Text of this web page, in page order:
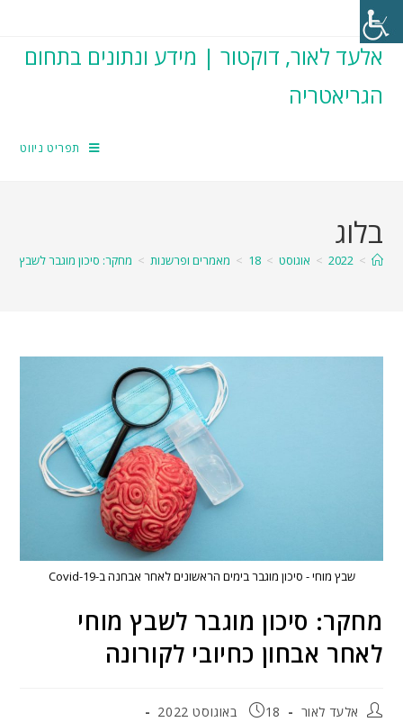
אלעד לאור, דוקטור | מידע ונתונים בתחום
הגריאטריה
תפריט ניווט
בלוג
>
2022
> אוגוסט >
18
> מאמרים ופרשנות > מחקר: סיכון מוגבר לשבץ
שבץ מוחי - סיכון מוגבר בימים הראשונים לאחר אבחנה ב-Covid-19
מחקר: סיכון מוגבר לשבץ מוחי
לאחר אבחון כחיובי לקורונה
אלעד לאור
18 באוגוסט 2022